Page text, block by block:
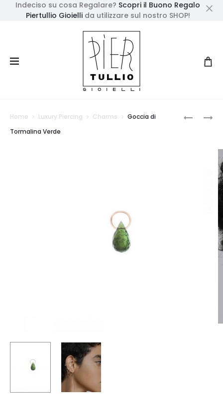
Indeciso su cosa Regalare? Scopri il Buono Regalo
Piertullio Gioiellida utilizzare sul nostro SHOP!
GOCCIA
GOCCIA
Home Luxury Piercing Charms
Goccia di
Tormalina Verde